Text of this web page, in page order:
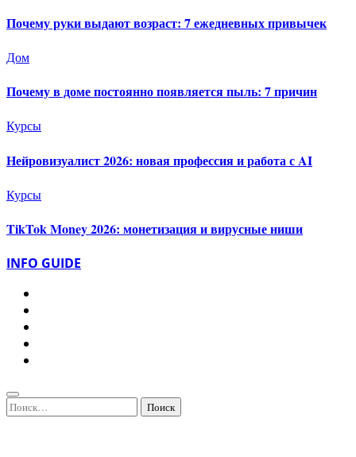
Почему руки выдают возраст: 7 ежедневных привычек
Дом
Почему в доме постоянно появляется пыль: 7 причин
Курсы
Нейровизуалист 2026: новая профессия и работа с AI
Курсы
TikTok Money 2026: монетизация и вирусные ниши
INFO GUIDE
Найти: